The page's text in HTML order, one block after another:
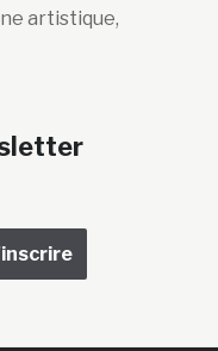
artistique,